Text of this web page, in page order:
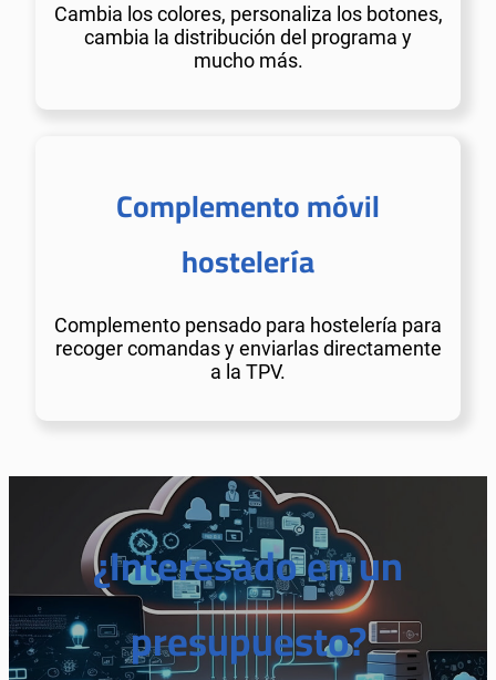
Cambia los colores, personaliza los botones,
cambia la distribución del programa y
mucho más.
Complemento móvil
hostelería
Complemento pensado para hostelería para
recoger comandas y enviarlas directamente
a la TPV.
¿Interesado en un
presupuesto?